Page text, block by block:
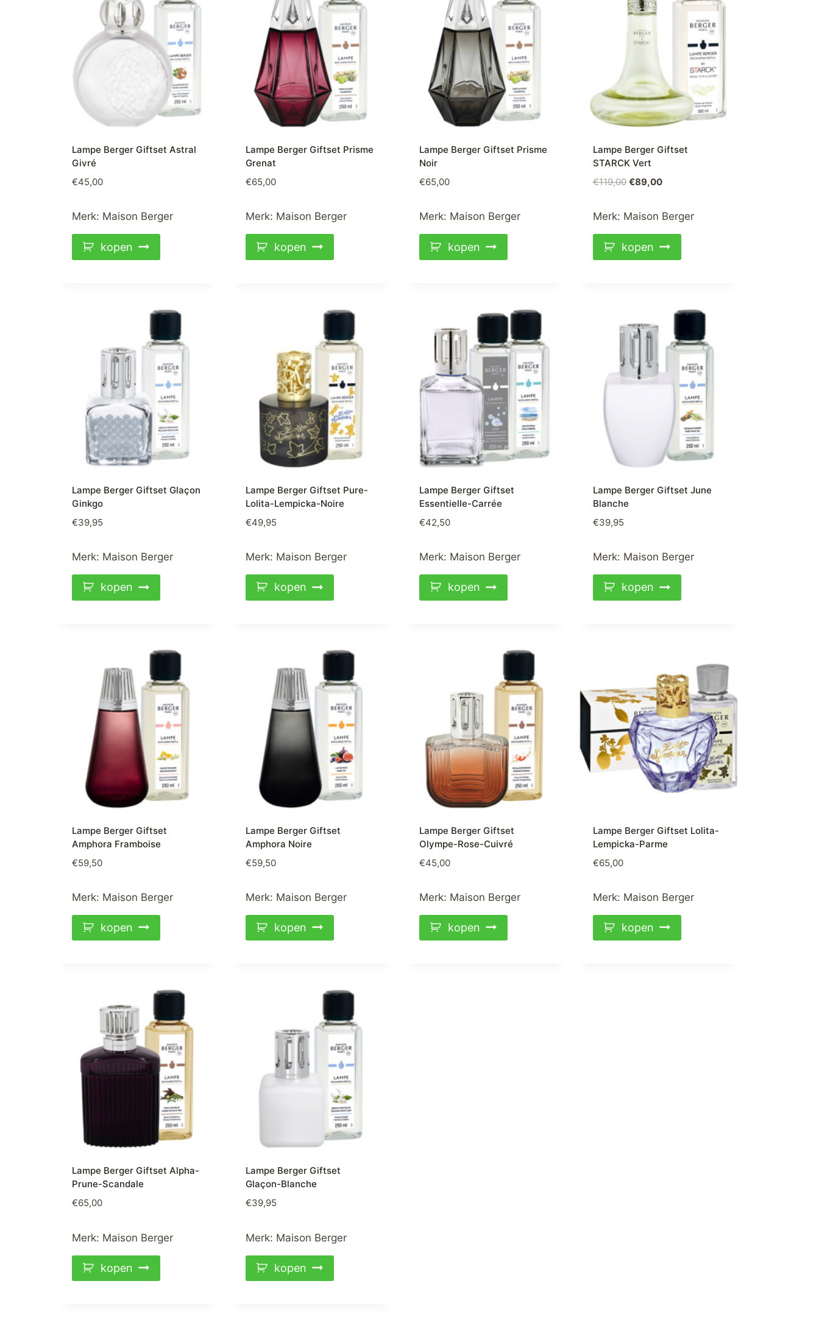
Lampe Berger Giftset Astral
Givré
€45,00
Merk: Maison Berger
kopen
Lampe Berger Giftset Prisme
Grenat
€65,00
Merk: Maison Berger
kopen
Lampe Berger Giftset Prisme
Noir
€65,00
Merk: Maison Berger
kopen
Lampe Berger Giftset
STARCK Vert
€119,00 €89,00
Merk: Maison Berger
kopen
Lampe Berger Giftset Glaçon
Ginkgo
€39,95
Merk: Maison Berger
kopen
Lampe Berger Giftset Pure-
Lolita-Lempicka-Noire
€49,95
Merk: Maison Berger
kopen
Lampe Berger Giftset
Essentielle-Carrée
€42,50
Merk: Maison Berger
kopen
Lampe Berger Giftset June
Blanche
€39,95
Merk: Maison Berger
kopen
Lampe Berger Giftset
Amphora Framboise
€59,50
Merk: Maison Berger
kopen
Lampe Berger Giftset
Amphora Noire
€59,50
Merk: Maison Berger
kopen
Lampe Berger Giftset
Olympe-Rose-Cuivré
€45,00
Merk: Maison Berger
kopen
Lampe Berger Giftset Lolita-
Lempicka-Parme
€65,00
Merk: Maison Berger
kopen
Lampe Berger Giftset Alpha-
Prune-Scandale
€65,00
Merk: Maison Berger
kopen
Lampe Berger Giftset
Glaçon-Blanche
€39,95
Merk: Maison Berger
kopen